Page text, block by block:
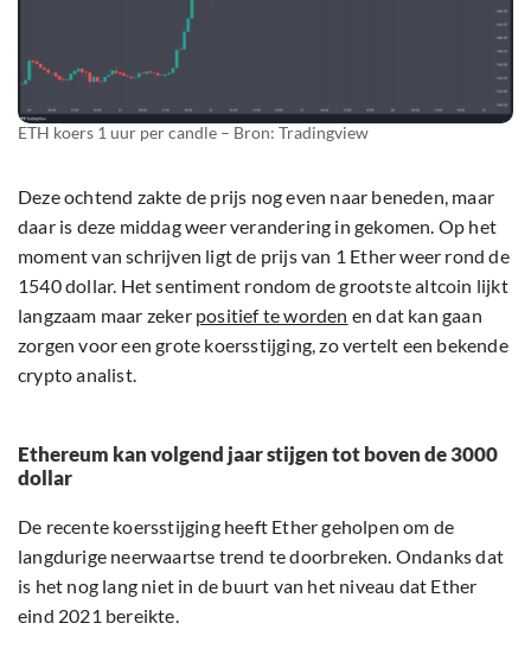
ETH koers 1 uur per candle – Bron: Tradingview
Deze ochtend zakte de prijs nog even naar beneden, maar
daar is deze middag weer verandering in gekomen. Op het
moment van schrijven ligt de prijs van 1 Ether weer rond de
1540 dollar. Het sentiment rondom de grootste altcoin lijkt
langzaam maar zeker positief te worden en dat kan gaan
zorgen voor een grote koersstijging, zo vertelt een bekende
crypto analist.
Ethereum kan volgend jaar stijgen tot boven de 3000
dollar
De recente koersstijging heeft Ether geholpen om de
langdurige neerwaartse trend te doorbreken. Ondanks dat
is het nog lang niet in de buurt van het niveau dat Ether
eind 2021 bereikte.